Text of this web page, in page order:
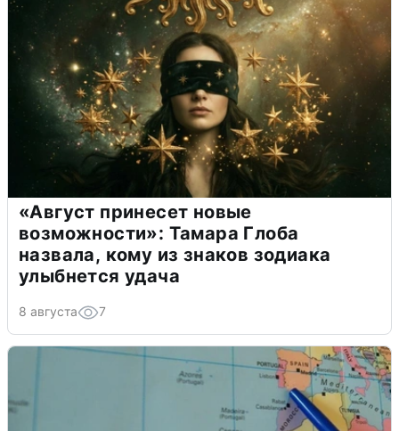
«Август принесет новые
возможности»: Тамара Глоба
назвала, кому из знаков зодиака
улыбнется удача
8 августа 7